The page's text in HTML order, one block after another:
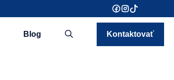
Blog Kontaktovať